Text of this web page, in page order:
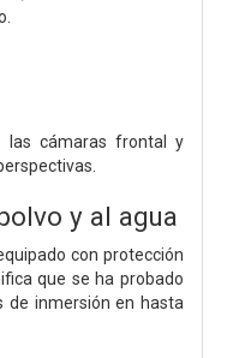
las cámaras frontal y
y al agua
con protección
que se ha probado
de inmersión en hasta